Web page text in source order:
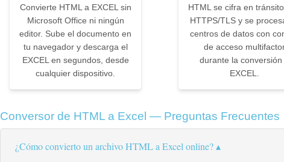
Convierte HTML a EXCEL sin
Microsoft Office ni ningún
editor. Sube el documento en
tu navegador y descarga el
EXCEL en segundos, desde
cualquier dispositivo.
HTML se cifra en
HTTPS/TLS y se
centros de datos con
de acceso
durante la conversión
EXCEL.
Conversor de HTML a Excel — Preguntas
¿Cómo convierto un archivo HTML a Excel online?